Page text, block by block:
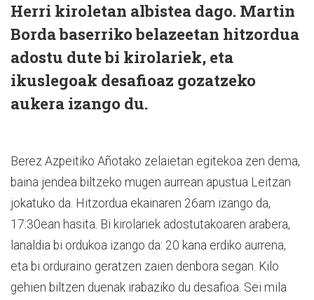
Herri kiroletan albistea dago. Martin
Borda baserriko belazeetan hitzordua
adostu dute bi kirolariek, eta
ikuslegoak desafioaz gozatzeko
aukera izango du.
Berez Azpeitiko Añotako zelaietan egitekoa zen dema,
baina jendea biltzeko mugen aurrean apustua Leitzan
jokatuko da. Hitzordua ekainaren 26am izango da,
17:30ean hasita. Bi kirolariek adostutakoaren arabera,
lanaldia bi ordukoa izango da: 20 kana erdiko aurrena,
eta bi orduraino geratzen zaien denbora segan. Kilo
gehien biltzen duenak irabaziko du desafioa. Sei mila